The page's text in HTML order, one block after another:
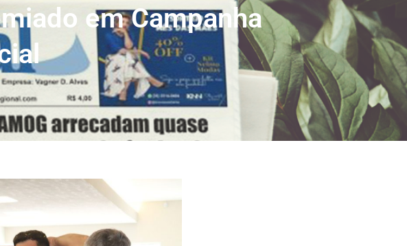
em Campanha